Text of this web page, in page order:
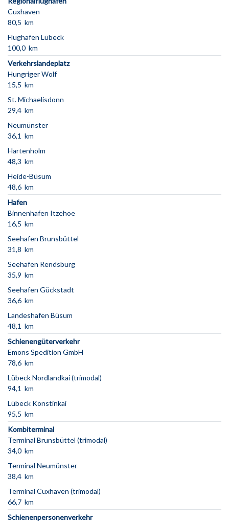
Cuxhaven
80,5 km
Flughafen Lübeck
100,0 km
Verkehrslandeplatz
Hungriger Wolf
15,5 km
St. Michaelisdonn
29,4 km
Neumünster
36,1 km
Hartenholm
48,3 km
Heide-Büsum
48,6 km
Hafen
Binnenhafen Itzehoe
16,5 km
Seehafen Brunsbüttel
31,8 km
Seehafen Rendsburg
35,9 km
Seehafen Gückstadt
36,6 km
Landeshafen Büsum
48,1 km
Schienengüterverkehr
Emons Spedition GmbH
78,6 km
Lübeck Nordlandkai (trimodal)
94,1 km
Lübeck Konstinkai
95,5 km
Kombiterminal
Terminal Brunsbüttel (trimodal)
34,0 km
Terminal Neumünster
38,4 km
Terminal Cuxhaven (trimodal)
66,7 km
Schienenpersonenverkehr